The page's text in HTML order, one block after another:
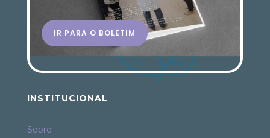
IR PARA O BOLETIM
INSTITUCIONAL
Sobre